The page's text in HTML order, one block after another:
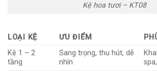
Kệ hoa tươi – KT08
LOẠI KỆ ƯU ĐIỂM
Kệ 1 – 2
tầng
Sang trọng, thu hút, dễ
nhìn